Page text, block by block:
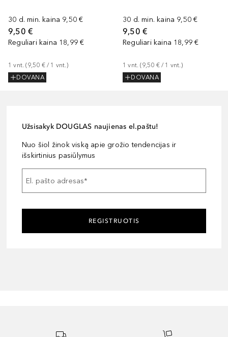
30 d. min. kaina 9,50 €
9,50 €
Reguliari kaina 18,99 €
1 vnt. (9,50 € / 1 vnt.)
DOVANA
30 d. min. kaina 9,50 €
9,50 €
Reguliari kaina 18,99 €
1 vnt. (9,50 € / 1 vnt.)
DOVANA
Užsisakyk DOUGLAS naujienas el.paštu!
Nuo šiol žinok viską apie grožio tendencijas ir
išskirtinius pasiūlymus
El. pašto adresas*
REGISTRUOTIS